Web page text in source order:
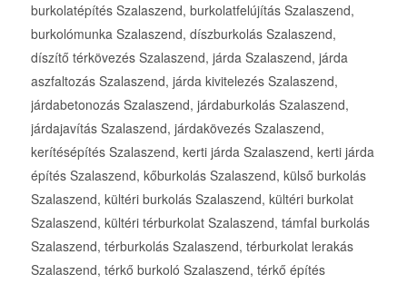
burkolatépítés Szalaszend, burkolatfelújítás Szalaszend,
burkolómunka Szalaszend, díszburkolás Szalaszend,
díszítő térkövezés Szalaszend, járda Szalaszend, járda
aszfaltozás Szalaszend, járda kivitelezés Szalaszend,
járdabetonozás Szalaszend, járdaburkolás Szalaszend,
járdajavítás Szalaszend, járdakövezés Szalaszend,
kerítésépítés Szalaszend, kerti járda Szalaszend, kerti járda
építés Szalaszend, kőburkolás Szalaszend, külső burkolás
Szalaszend, kültéri burkolás Szalaszend, kültéri burkolat
Szalaszend, kültéri térburkolat Szalaszend, támfal burkolás
Szalaszend, térburkolás Szalaszend, térburkolat lerakás
Szalaszend, térkő burkoló Szalaszend, térkő építés